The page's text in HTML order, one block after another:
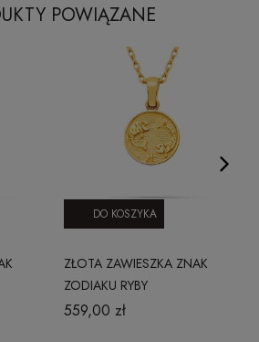
POWIĄZANE
ZŁOTA ZAWIESZKA ZNAK
ZODIAKU RYBY
559,00 zł
DO KOSZYKA